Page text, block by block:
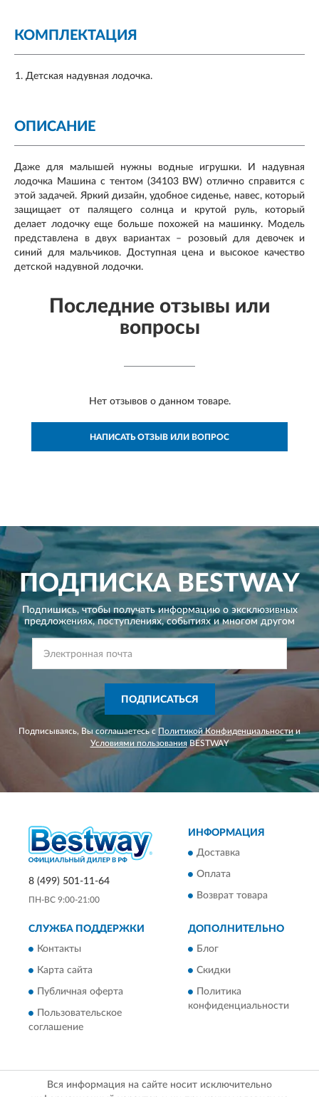
КОМПЛЕКТАЦИЯ
Детская надувная лодочка.
ОПИСАНИЕ
Даже для малышей нужны водные игрушки. И надувная
лодочка Машина с тентом (34103 BW) отлично справится с
этой задачей. Яркий дизайн, удобное сиденье, навес, который
защищает от палящего солнца и крутой руль, который
делает лодочку еще больше похожей на машинку. Модель
представлена в двух вариантах – розовый для девочек и
синий для мальчиков. Доступная цена и высокое качество
детской надувной лодочки.
Последние отзывы или
вопросы
Нет отзывов о данном товаре.
НАПИСАТЬ ОТЗЫВ ИЛИ ВОПРОС
ПОДПИСКАBESTWAY
Подпишись, чтобы получать информацию о эксклюзивных
предложениях,поступлениях, событиях и многом другом
ПОДПИСАТЬСЯ
Подписываясь, Вы соглашаетесь с Политикой Конфиденциальности и
Условиями пользованияBESTWAY
8 (499) 501-11-64
ПН-ВС 9:00-21:00
ИНФОРМАЦИЯ
Доставка
Оплата
Возврат товара
СЛУЖБА ПОДДЕРЖКИ
Контакты
Карта сайта
Публичная оферта
Пользовательское
соглашение
ДОПОЛНИТЕЛЬНО
Блог
Скидки
Политика
конфиденциальности
Вся информация на сайте носит исключительно